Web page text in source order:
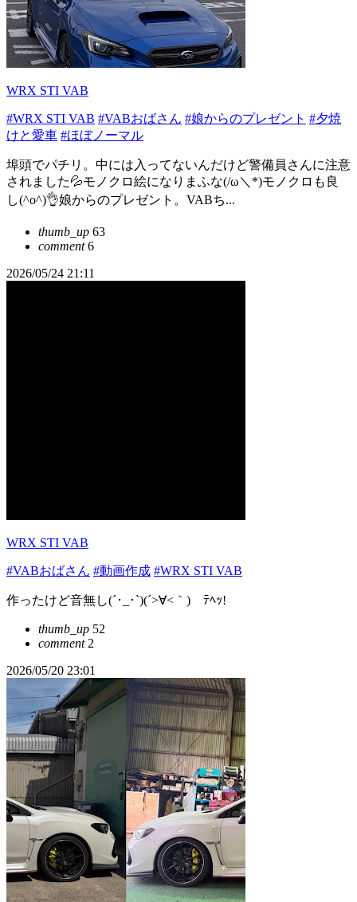
WRX STI VAB
#WRX STI VAB #VABおばさん #娘からのプレゼント #夕焼
けと愛車 #ほぼノーマル
埠頭でパチリ。中には入ってないんだけど警備員さんに注意
されました💦モノクロ絵になりまふな(/ω＼*)モノクロも良
し(^o^)👌娘からのプレゼント。VABち...
thumb_up 63
comment6
2026/05/24 21:11
WRX STI VAB
#VABおばさん #動画作成 #WRX STI VAB
作ったけど音無し(´･_･`)(´>∀<｀)ゝﾃﾍｯ!
thumb_up 52
comment2
2026/05/20 23:01